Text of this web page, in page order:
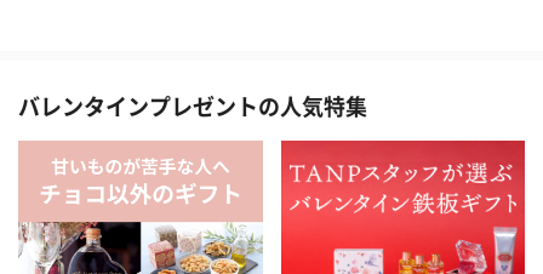
バレンタインプレゼントの人気特集